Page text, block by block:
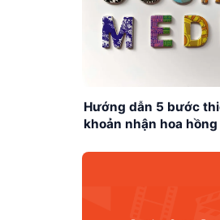
Hướng dẫn 5 bước
khoản nhận hoa hồng